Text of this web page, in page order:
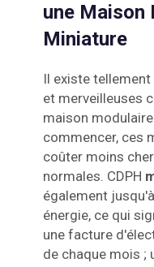
une Maison
Miniature
Il existe
et merveilleuses
maison
commencer, ces
coûter moins
normales. CDPH
également
énergie, ce qui
une facture
de chaque mois ;